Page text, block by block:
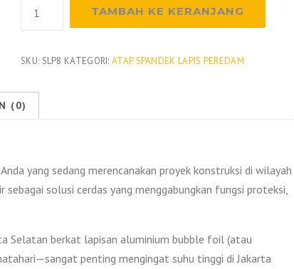
Lapis
Jakarta
Selatan
TAMBAH KE KERANJANG
SKU: SLP8 KATEGORI:ATAP SPANDEK LAPIS PEREDAM
(0)
yang sedang merencanakan proyek konstruksi di wilayah
solusi cerdas yang menggabungkan fungsi proteksi,
Selatan berkat lapisan aluminium bubble foil (atau
penting mengingat suhu tinggi di Jakarta